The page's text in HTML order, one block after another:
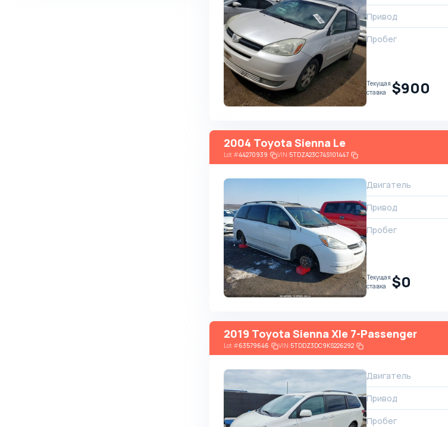
Привод
Пробег
Текущая
ставка
$900
2004 Toyota Sienna Le
Lot#44270939 VIN:5TDZA23C74S101447
Двигатель
Привод
Пробег
Текущая
ставка
$0
2019 Toyota Sienna Xle 7-Passenger
Lot#63579646 VIN:5TDDZ3DC9KS226292
Двигатель
Привод
Пробег